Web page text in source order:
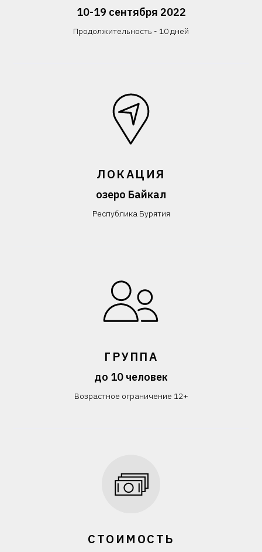
10-19 сентября 2022
Продолжительность - 10 дней
ЛОКАЦИЯ
озеро Байкал
Республика Бурятия
ГРУППА
до 10 человек
Возрастное ограничение 12+
СТОИМОСТЬ